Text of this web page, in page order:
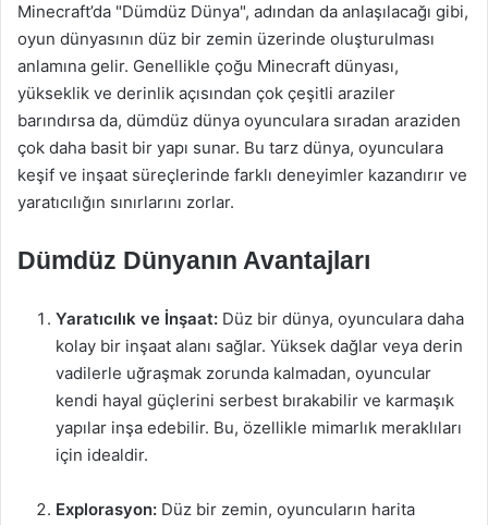
Minecraft’da "Dümdüz Dünya", adından da anlaşılacağı gibi,
oyun dünyasının düz bir zemin üzerinde oluşturulması
anlamına gelir. Genellikle çoğu Minecraft dünyası,
yükseklik ve derinlik açısından çok çeşitli araziler
barındırsa da, dümdüz dünya oyunculara sıradan araziden
çok daha basit bir yapı sunar. Bu tarz dünya, oyunculara
keşif ve inşaat süreçlerinde farklı deneyimler kazandırır ve
yaratıcılığın sınırlarını zorlar.
Dümdüz Dünyanın Avantajları
Yaratıcılık ve İnşaat: Düz bir dünya, oyunculara daha
kolay bir inşaat alanı sağlar. Yüksek dağlar veya derin
vadilerle uğraşmak zorunda kalmadan, oyuncular
kendi hayal güçlerini serbest bırakabilir ve karmaşık
yapılar inşa edebilir. Bu, özellikle mimarlık meraklıları
için idealdir.
Explorasyon: Düz bir zemin, oyuncuların harita